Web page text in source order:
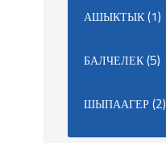
АШЫКТЫК(1)
БАЛЧЕЛЕК(5)
ШЫПААГЕР(2)